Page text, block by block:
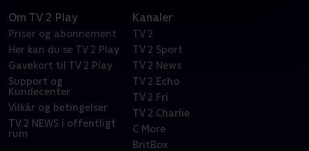
Om TV 2 Play
Priser og abonnement
Her kan du se TV 2 Play
Gavekort til TV 2 Play
Support og
Kundecenter
Vilkår og betingelser
TV 2 NEWS i offentligt
rum
Kanaler
TV 2
TV 2 Sport
TV 2 News
TV 2 Echo
TV 2 Fri
TV 2 Charlie
C More
BritBox